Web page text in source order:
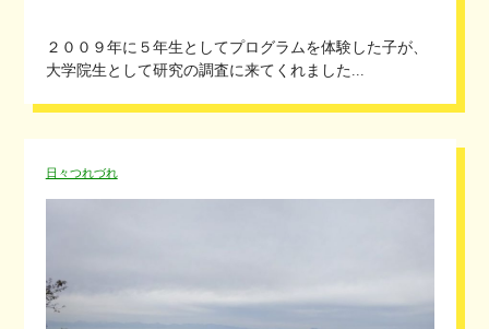
２００９年に５年生としてプログラムを体験した子が、
大学院生として研究の調査に来てくれました...
日々つれづれ